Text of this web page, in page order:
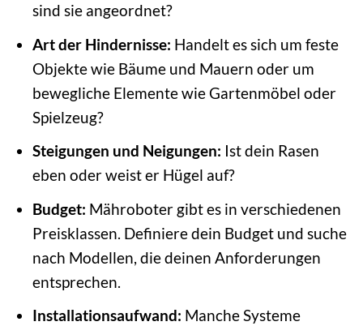
sind sie angeordnet?
Art der Hindernisse: Handelt es sich um feste
Objekte wie Bäume und Mauern oder um
bewegliche Elemente wie Gartenmöbel oder
Spielzeug?
Steigungen und Neigungen: Ist dein Rasen
eben oder weist er Hügel auf?
Budget: Mähroboter gibt es in verschiedenen
Preisklassen. Definiere dein Budget und suche
nach Modellen, die deinen Anforderungen
entsprechen.
Installationsaufwand: Manche Systeme